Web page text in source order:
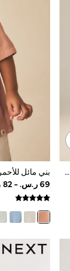
أحمر/بيج فاتح - مخطط - قميص بملمس بارز وياقة صغيرة وأكمام قصيرة (3شهور -7سنوات)